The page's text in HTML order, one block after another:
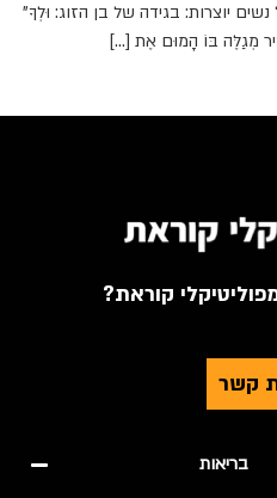
יוצרות: בגידה של בן הזוג: וּלְךָ"
מְגַלֶּה בּוֹ הָמוּם אֶת […]
קוראת?
קשר
בריאות